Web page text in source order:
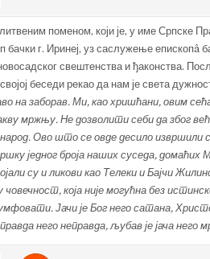
поменом, који је, у име Српске
бачки г. Иринеј, уз саслужење епископâ
свештенства и ђаконства.
беседи рекао да нам је света
на заборав. Ми, као хришћани, овим
мржњу. Не дозволити себи да због
Ово што се овде десило извршили
једног броја наших суседа,
су и ликови као Телеки и Бајчи
која није могућна без
Јачи је Бог него сатана,
него неправда, љубав је јача него